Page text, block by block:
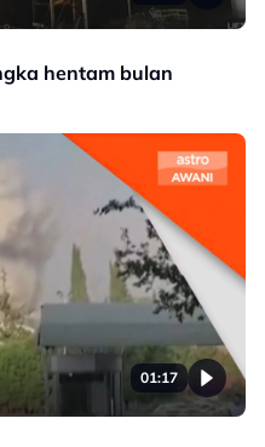
hentam bulan
01:17